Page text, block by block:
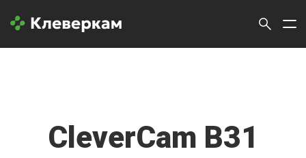
CleverCam B31